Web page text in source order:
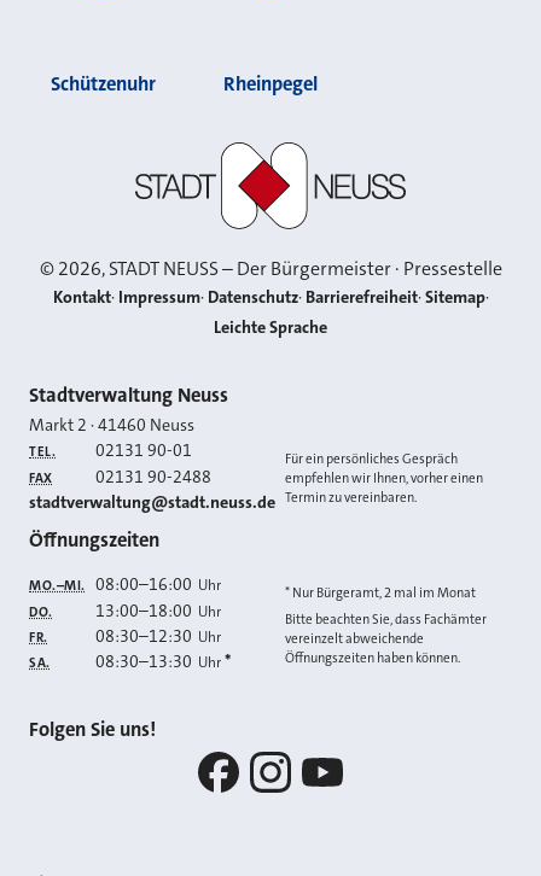
Schützenuhr Rheinpegel
©2026, STADT NEUSS – Der Bürgermeister · Pressestelle
Kontakt Impressum Datenschutz Barrierefreiheit Sitemap
Leichte Sprache
Kontakt
Stadtverwaltung Neuss
Markt 2 ·41460 Neuss
TEL. 02131 90-01
FAX 02131 90-2488
E-MAIL
stadtverwaltung@stadt.neuss.de
Für ein persönliches Gespräch
empfehlen wir Ihnen, vorher einen
Termin zu vereinbaren.
Öffnungszeiten
MO.–MI. 08:00–16:00 Uhr
DO. 13:00–18:00 Uhr
FR. 08:30–12:30 Uhr
SA. 08:30–13:30 Uhr *
* Nur Bürgeramt, 2 mal im Monat
Bitte beachten Sie, dass Fachämter
vereinzelt abweichende
Öffnungszeiten haben können.
Folgen Sie uns!